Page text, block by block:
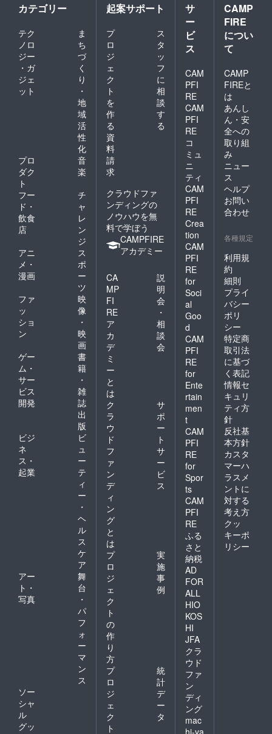
カテゴリー
テク
ノロ
ジー
・ガ
ジェ
ット
ま
ち
づ
く
り
・
地
域
活
性
化
プロ
ダク
ト
音
楽
フー
ド・
飲食
店
チ
ャ
レ
ン
ジ
アニ
メ・
漫画
ス
ポ
ー
ツ
ファ
ッ
ショ
ン
映
像
・
映
画
ゲー
ム・
サー
ビス
開発
書
籍
・
雑
誌
出
版
ビジ
ネ
ス・
起業
ビ
ュ
ー
テ
ィ
ー
・
ヘ
ル
ス
ケ
ア
アー
ト・
写真
舞
台
・
パ
フ
ォ
ー
マ
ン
ス
ソー
シャ
ル
グッ
起案サポート
プ
ロ
ジ
ェ
ク
ト
を
作
る
ス
タ
ッ
フ
に
相
談
す
る
資
料
請
求
クラウドファ
ンディングの
ノウハウを無
料で学ぼう
CAMPFIRE
アカデミー
CA
MP
FI
RE
ア
カ
デ
ミ
ー
と
は
説
明
会
・
相
談
会
ク
ラ
ウ
ド
フ
ァ
ン
デ
ィ
ン
グ
と
は
サ
ポ
ー
ト
サ
ー
ビ
ス
プ
ロ
ジ
ェ
ク
ト
の
作
り
方
実
施
事
例
プ
ロ
ジ
ェ
ク
ト
統
計
デ
ー
タ
サ
ー
ビ
ス
CAM
PFI
RE
CAM
PFI
RE
コ
ミュ
ニ
ティ
CAM
PFI
RE
Crea
tion
CAM
PFI
RE
for
Soci
al
Goo
d
CAM
PFI
RE
for
Ente
rtain
men
t
CAM
PFI
RE
for
Spor
ts
CAM
PFI
RE
ふる
さと
納税
AD
FOR
ALL
HIO
KOS
HI
JFA
クラ
ウド
ファ
ン
ディ
ング
mac
hi-ya
CAMP
FIRE
につい
て
CAMP
FIREと
は
あんし
ん・安
全への
取り組
み
ニュー
ス
ヘルプ
お問い
合わせ
各種規定
利用規
約
細則
プライ
バシー
ポリ
シー
特定商
取引法
に基づ
く表記
情報セ
キュリ
ティ方
針
反社基
本方針
カスタ
マーハ
ラスメ
ントに
対する
考え方
クッ
キーポ
リシー